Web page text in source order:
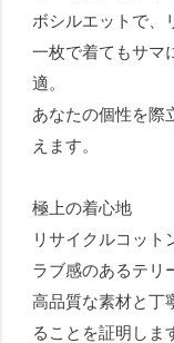
ボシルエットで、
一枚で着てもサマ
適。
あなたの個性を際
えます。
極上の着心地
リサイクルコット
ラブ感のあるテリ
高品質な素材と丁
ることを証明しま